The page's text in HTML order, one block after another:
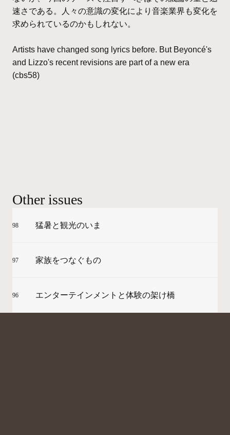
速さである。人々の意識の変化により音楽業界も変化を
求められているのかもしれない。
Artists have changed song lyrics before. But Beyoncé's
and Lizzo's recent revisions are part of a new era
(cbs58)
Other issues
98 猛暑と観光のいま
97 家族をつなぐもの
96 エンターテインメントと体験の架け橋